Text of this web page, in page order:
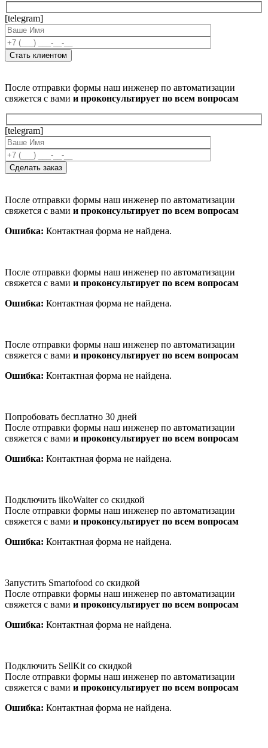
[telegram]
После отправки формы наш инженер по автоматизации
свяжется с вами и проконсультирует по всем вопросам
[telegram]
После отправки формы наш инженер по автоматизации
свяжется с вами и проконсультирует по всем вопросам
Ошибка: Контактная форма не найдена.
После отправки формы наш инженер по автоматизации
свяжется с вами и проконсультирует по всем вопросам
Ошибка: Контактная форма не найдена.
После отправки формы наш инженер по автоматизации
свяжется с вами и проконсультирует по всем вопросам
Ошибка: Контактная форма не найдена.
Попробовать бесплатно 30 дней
После отправки формы наш инженер по автоматизации
свяжется с вами и проконсультирует по всем вопросам
Ошибка: Контактная форма не найдена.
Подключить iikoWaiter со скидкой
После отправки формы наш инженер по автоматизации
свяжется с вами и проконсультирует по всем вопросам
Ошибка: Контактная форма не найдена.
Запустить Smartofood со скидкой
После отправки формы наш инженер по автоматизации
свяжется с вами и проконсультирует по всем вопросам
Ошибка: Контактная форма не найдена.
Подключить SellKit со скидкой
После отправки формы наш инженер по автоматизации
свяжется с вами и проконсультирует по всем вопросам
Ошибка: Контактная форма не найдена.